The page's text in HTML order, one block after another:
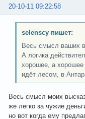
20-10-11 09:22:58
selenscy пишет:
Весь смысл ваших
А логика
хорошее, а хорошее
идёт лесом, в
Весь смысл моих
же легко за чужие
но вот когда ему